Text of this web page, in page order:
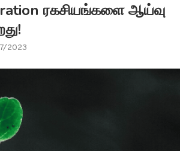
ரகசியங்களை ஆய்வு
2023